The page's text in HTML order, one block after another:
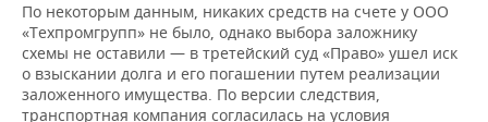
По некоторым данным, никаких средств на счете у ООО
«Техпромгрупп» не было, однако выбора заложнику
схемы не оставили — в третейский суд «Право» ушел иск
о взыскании долга и его погашении путем реализации
заложенного имущества. По версии следствия,
транспортная компания согласилась на условия